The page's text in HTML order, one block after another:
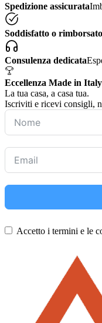
Spedizione assicurata
Soddisfatto o rimborsato
Consulenza dedicata
Eccellenza Made in Italy
La tua casa, a casa tua.
Iscriviti e ricevi consigli,
Accetto i termini e le